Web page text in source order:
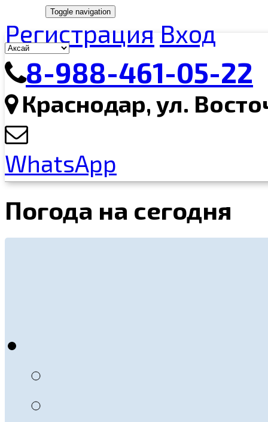
Toggle navigation
Регистрация Вход
8-988-461-05-22
Краснодар, ул.
WhatsApp
Погода на сегодня